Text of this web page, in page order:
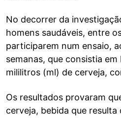
No decorrer da
homens saudáveis, entre
participarem num ensaio,
semanas, que consistia
mililitros (ml) de cerveja,
Os resultados provaram
cerveja, bebida que